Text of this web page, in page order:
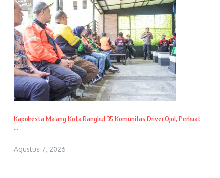
Kapolresta Malang Kota Rangkul 35 Komunitas Driver Ojol, Perkuat
...
Agustus 7, 2026